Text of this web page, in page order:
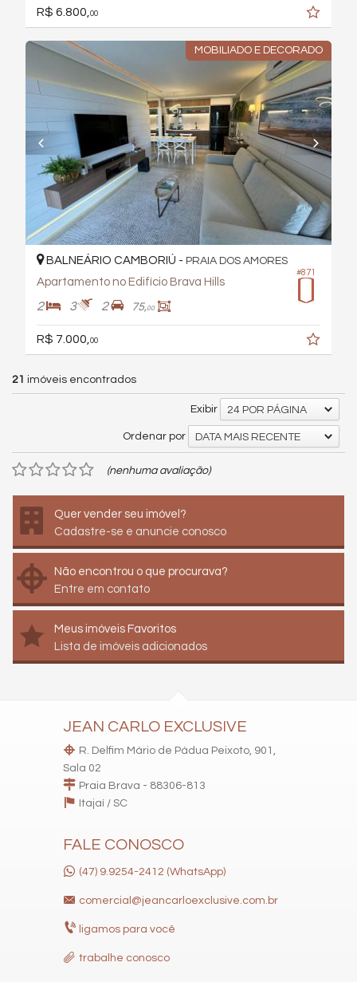
R$ 6.800, 00
MOBILIADO E DECORADO
#871
BALNEÁRIO CAMBORIÚ - PRAIA DOS AMORES
Apartamento no Edifício Brava Hills
2 3 2 75,00
R$ 7.000, 00
21 imóveis encontrados
Exibir 24 POR PÁGINA
Ordenar por DATA MAIS RECENTE
(nenhuma avaliação)
Quer vender seu imóvel?
Cadastre-se e anuncie conosco
Não encontrou o que procurava?
Entre em contato
Meus imóveis Favoritos
Lista de imóveis adicionados
JEAN CARLO EXCLUSIVE
R. Delfim Mário de Pádua Peixoto, 901,
Sala 02
Praia Brava - 88306-813
Itajaí / SC
FALE CONOSCO
(47) 9.9254-2412 (WhatsApp)
comercial@jeancarloexclusive.com.br
ligamos para você
trabalhe conosco